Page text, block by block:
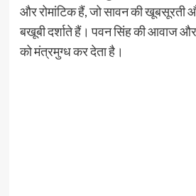
और रोमांटिक हैं, जो सावन की खूबसूरती
बखूबी दर्शाते हैं। पवन सिंह की आवाज
को मंत्रमुग्ध कर देता है।